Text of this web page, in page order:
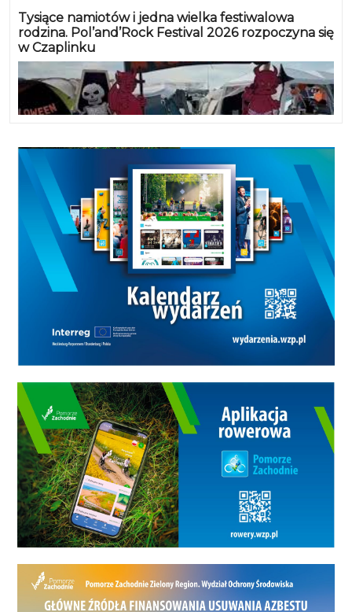
Tysiące namiotów i jedna wielka festiwalowa
rodzina. Pol’and’Rock Festival 2026 rozpoczyna się
w Czaplinku